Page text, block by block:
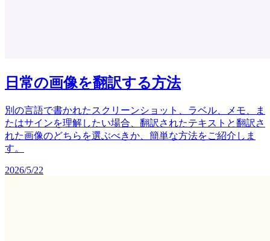
日常の画像を翻訳する方法
別の言語で書かれたスクリーンショット、ラベル、メモ、ま
たはサインを理解したい場合、翻訳されたテキストと翻訳さ
れた画像のどちらを選ぶべきか、簡単な方法をご紹介しま
す。
2026/5/22